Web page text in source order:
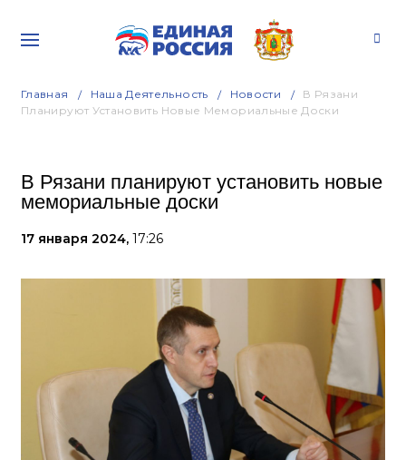
Главная Наша Деятельность Новости
В Рязани
Планируют Установить Новые Мемориальные Доски
В Рязани планируют установить новые
мемориальные доски
17 января 2024, 17:26